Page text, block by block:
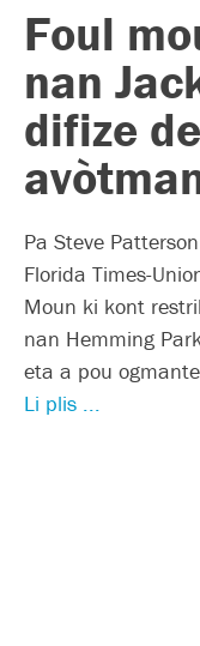
Foul
nan
difize
Pa Steve Patterson
Florida Times-
Moun ki kont
nan Hemming
eta a pou
Li plis ...